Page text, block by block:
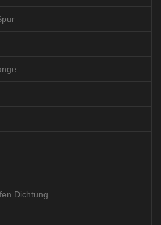
Dichtung